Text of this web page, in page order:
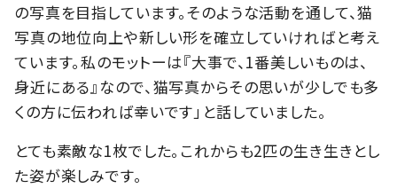
の写真を目指しています。そのような活動を通して、猫
写真の地位向上や新しい形を確立していければと考え
ています。私のモットーは『大事で、1番美しいものは、
身近にある』なので、猫写真からその思いが少しでも多
くの方に伝われば幸いです」と話していました。
とても素敵な1枚でした。これからも2匹の生き生きとし
た姿が楽しみです。